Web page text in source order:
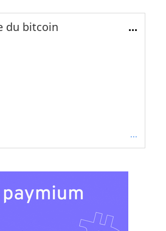
du bitcoin ...
...